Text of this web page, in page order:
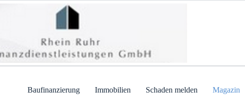
Baufinanzierung Immobilien Schaden melden Magazin